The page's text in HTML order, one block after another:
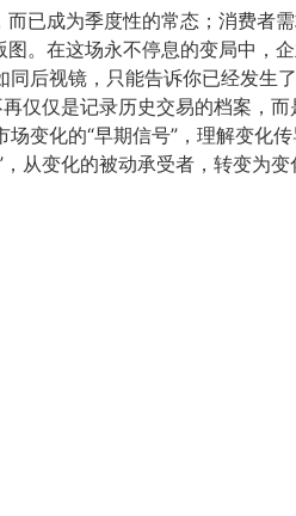
已成为季度性的常态；消费者
。在这场永不停息的变局中，
后视镜，只能告诉你已经发生
仅是记录历史交易的档案，而
变化的“早期信号”，理解变化
从变化的被动承受者，转变为